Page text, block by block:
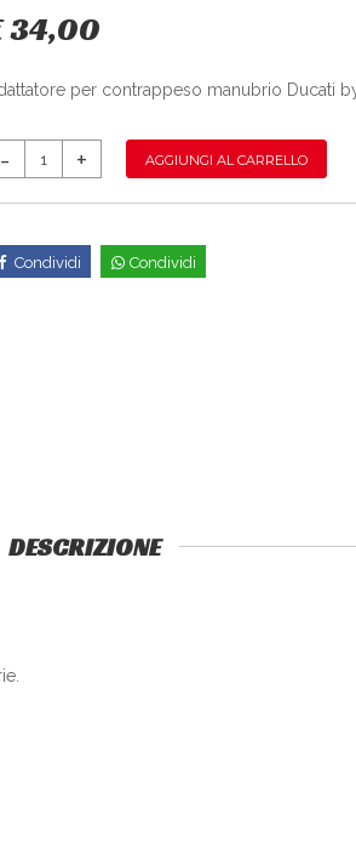
34,00
per contrappeso manubrio Ducati
AGGIUNGI AL CARRELLO
Condividi Condividi
DESCRIZIONE